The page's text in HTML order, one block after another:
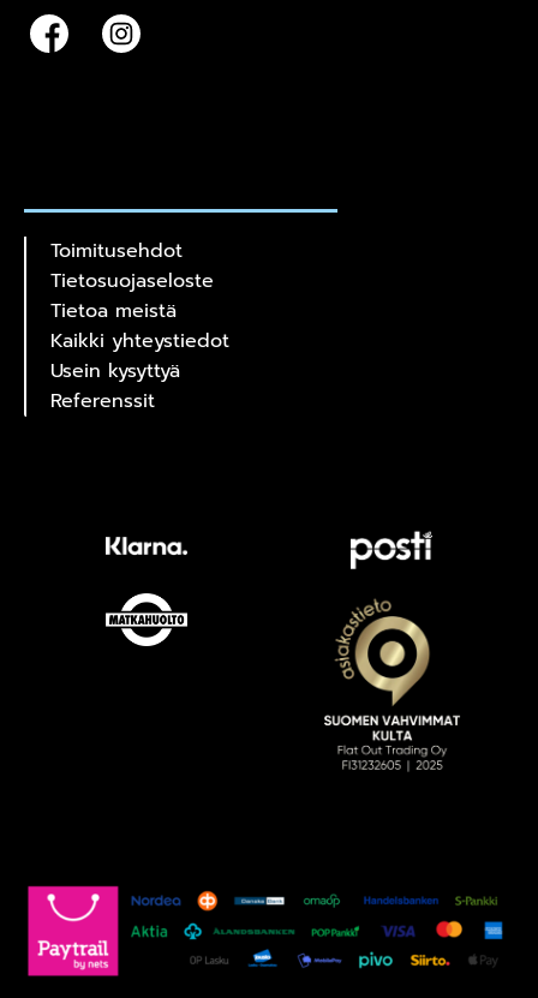
Toimitusehdot
Tietosuojaseloste
Tietoa meistä
Kaikki yhteystiedot
Usein kysyttyä
Referenssit